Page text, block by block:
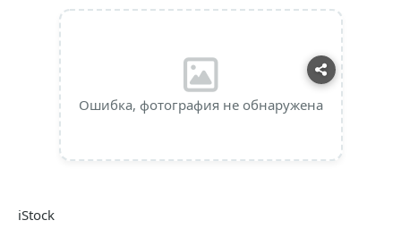
Ошибка, фотография не обнаружена
iStock